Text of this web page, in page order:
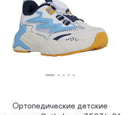
Ортопедические детские